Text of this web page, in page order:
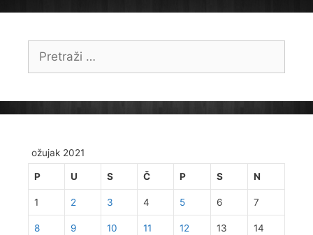
Pretraži:
ožujak 2021
P U S Č P S N
1 2 3 4 5 6 7
8 9 10 11 12 13 14